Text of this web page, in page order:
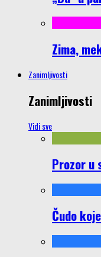
Zima,
Zanimljivosti
Zanimljivosti
Vidi sve
Prozor u
Čudo